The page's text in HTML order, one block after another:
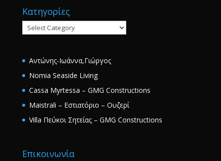
Κατηγορίες
Κατηγορίες
Αντώνης-Ιωάννα,Γιώργος
Nomia Seaside Living
Cassa Myrtessa – GMG Constructions
Maistrali – Εστιατόριο – Ουζερί
Villa Πεύκοι Σητείας – GMG Constructions
Επικοινωνία